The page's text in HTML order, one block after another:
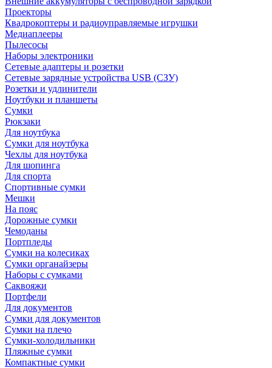
Проекторы
Квадрокоптеры и радиоуправляемые игрушки
Медиаплееры
Пылесосы
Наборы электроники
Сетевые адаптеры и розетки
Сетевые зарядные устройства USB (СЗУ)
Розетки и удлинители
Ноутбуки и планшеты
Сумки
Рюкзаки
Для ноутбука
Сумки для ноутбука
Чехлы для ноутбука
Для шопинга
Для спорта
Спортивные сумки
Мешки
На пояс
Дорожные сумки
Чемоданы
Портпледы
Сумки на колесиках
Сумки органайзеры
Наборы с сумками
Саквояжи
Портфели
Для документов
Сумки для документов
Сумки на плечо
Сумки-холодильники
Пляжные сумки
Компактные сумки